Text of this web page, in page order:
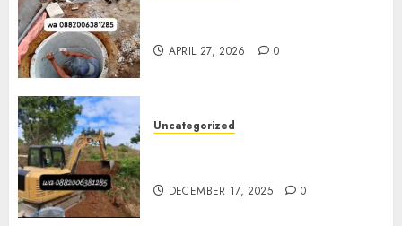
APRIL 27, 2026 0
Uncategorized
DECEMBER 17, 2025 0